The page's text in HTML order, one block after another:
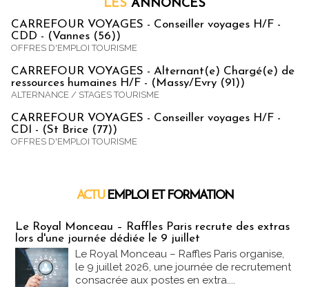
LES ANNONCES
CARREFOUR VOYAGES - Conseiller voyages H/F -
CDD - (Vannes (56))
OFFRES D'EMPLOI TOURISME
CARREFOUR VOYAGES - Alternant(e) Chargé(e) de
ressources humaines H/F - (Massy/Evry (91))
ALTERNANCE / STAGES TOURISME
CARREFOUR VOYAGES - Conseiller voyages H/F -
CDI - (St Brice (77))
OFFRES D'EMPLOI TOURISME
ACTU EMPLOI ET FORMATION
Le Royal Monceau – Raffles Paris recrute des extras
lors d'une journée dédiée le 9 juillet
Le Royal Monceau – Raffles Paris organise,
le 9 juillet 2026, une journée de recrutement
consacrée aux postes en extra....